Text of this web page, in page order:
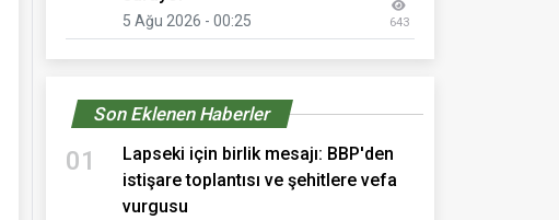
5 Ağu 2026 - 00:25 643
Son Eklenen Haberler
01
Lapseki için birlik mesajı: BBP'den
istişare toplantısı ve şehitlere vefa
vurgusu